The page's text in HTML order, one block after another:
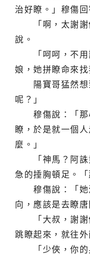
治好瞭。」穆傷回
「啊，太謝謝
說。
「呵呵，不用
娘，她拼瞭命來找
陽寶哥猛然想
呢？」
穆傷說：「那
瞭，於是就一個
麼。」
「神馬？阿誅
急的捶胸頓足。「
穆傷說：「她
向，應該是去瞭唐
「大叔，謝謝
跳瞭起來，就往外
「少俠，你的